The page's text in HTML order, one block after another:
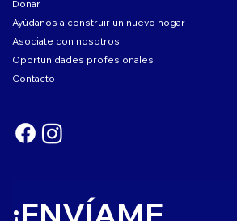
¡ENVÍAME
Donar
Ayúdanos a construir un nuevo hogar
Asociate con nosotros
Oportunidades profesionales
Contacto